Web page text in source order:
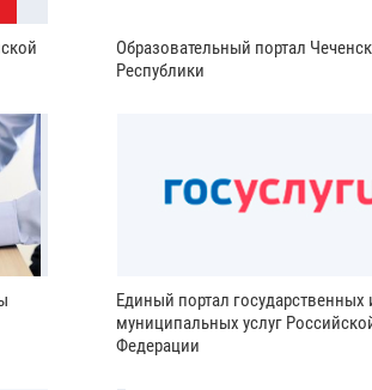
Образовательный портал
Республики
Единый портал государственных
муниципальных услуг
Федерации